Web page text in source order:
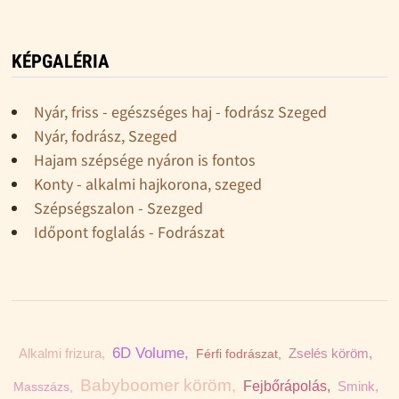
KÉPGALÉRIA
Nyár, friss - egészséges haj - fodrász Szeged
Nyár, fodrász, Szeged
Hajam szépsége nyáron is fontos
Konty - alkalmi hajkorona, szeged
Szépségszalon - Szezged
Időpont foglalás - Fodrászat
Alkalmi frizura, 6D Volume, Férfi fodrászat, Zselés köröm,
Masszázs, Babyboomer köröm, Fejbőrápolás, Smink,